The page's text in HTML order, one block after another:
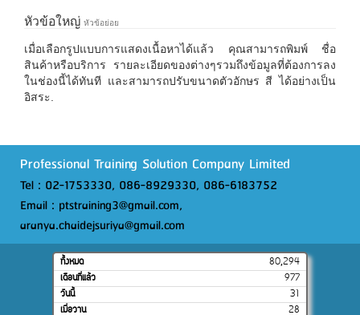
หัวข้อใหญ่ หัวข้อย่อย
เมื่อเลือกรูปแบบการแสดงเนื้อหาได้แล้ว คุณสามารถพิมพ์ ชื่อ
สินค้าหรือบริการ รายละเอียดของต่างๆรวมถึงข้อมูลที่ต้องการลง
ในช่องนี้ได้ทันที และสามารถปรับขนาดตัวอักษร สี ได้อย่างเป็น
อิสระ.
Professional Training Solution Company Limited
Tel : 02-1753330, 086-8929330, 086-6183752
Email : ptstraining3@gmail.com,
aranya.chaidejsuriya@gmail.com
ทั้งหมด
80,294
เดือนที่แล้ว
977
วันนี้
31
เมื่อวาน
28